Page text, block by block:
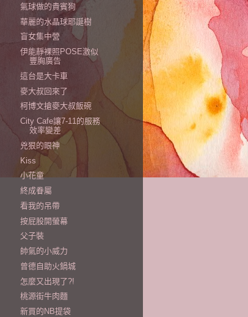
氣球做的貴賓狗
華麗的水晶球耶誕樹
盲女集中營
伊能靜裸照POSE激似
豐胸廣告
這台是大卡車
麥大叔回來了
柯博文搶麥大叔飯碗
City Cafe讓7-11的服務
效率變差
兇狠的眼神
Kiss
小花童
終成眷屬
看我的吊帶
按屁股開螢幕
父子裝
帥氣的小威力
曾德自助火鍋城
怎麼又出現了?!
桃源街牛肉麵
新買的NB提袋